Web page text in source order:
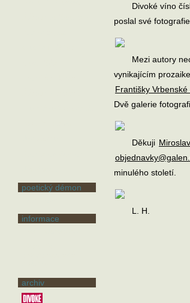
poetický démon
informace
archiv
Divoké víno
poslal své
Mezi autory
vynikajícím
Františky
Dvě galerie
Děkuji
minulého století.
L. H.